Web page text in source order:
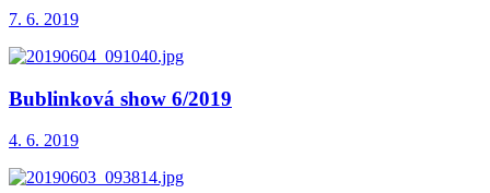
7. 6. 2019
Bublinková show 6/2019
4. 6. 2019